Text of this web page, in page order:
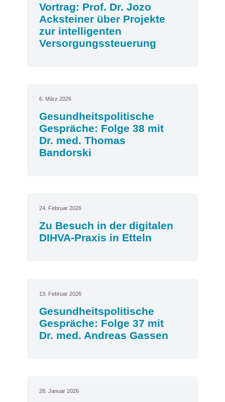
Vortrag: Prof. Dr. Jozo
Acksteiner über Projekte
zur intelligenten
Versorgungssteuerung
6. März 2026
Gesundheitspolitische
Gespräche: Folge 38 mit
Dr. med. Thomas
Bandorski
24. Februar 2026
Zu Besuch in der digitalen
DIHVA-Praxis in Etteln
13. Februar 2026
Gesundheitspolitische
Gespräche: Folge 37 mit
Dr. med. Andreas Gassen
28. Januar 2026